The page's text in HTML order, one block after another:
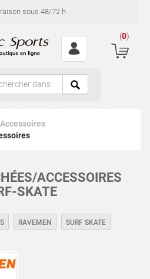
sous 48/72 h
(0)
Accessoires
ACCESSOIRES
SKATE
RAVEMEN SURF SKATE